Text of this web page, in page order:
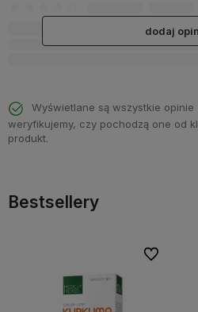
dodaj
Wyświetlane są wszystkie
weryfikujemy, czy pochodzą one od
produkt.
Bestsellery
Do